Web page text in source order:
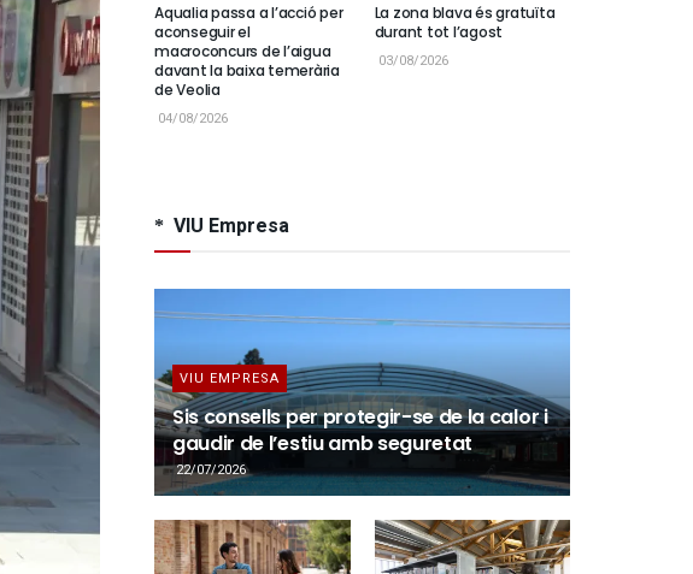
Aqualia passa a l’acció per
aconseguir el
macroconcurs de l’aigua
davant la baixa temerària
de Veolia
04/08/2026
La zona blava és gratuïta
durant tot l’agost
03/08/2026
VIU Empresa
VIU EMPRESA
Sis consells per protegir-se de la calor i
gaudir de l’estiu amb seguretat
22/07/2026